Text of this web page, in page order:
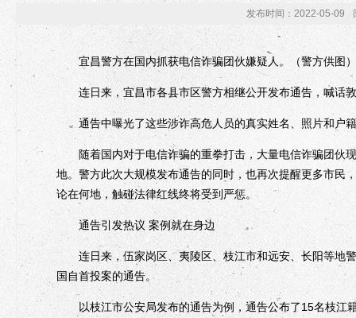
发布时间：2022-05-09
宜昌警方在国内抓获电信诈骗团伙嫌疑人。（警方供图）
连日来，宜昌市各县市区警方相继公开发布通告，喊话
通告中曝光了这些涉诈高危人员的真实姓名、照片和户
随着国内对于电信诈骗的重拳打击，大量电信诈骗团伙
地。警方此次大规模发布通告的同时，也再次提醒更多市民
论在何地，触碰法律红线终将受到严惩。
通告引发热议 案例就在身边
连日来，伍家岗区、夷陵区、枝江市和远安、长阳等地警
国自首投案的通告。
以枝江市公安局发布的通告为例，通告公布了15名枝江籍